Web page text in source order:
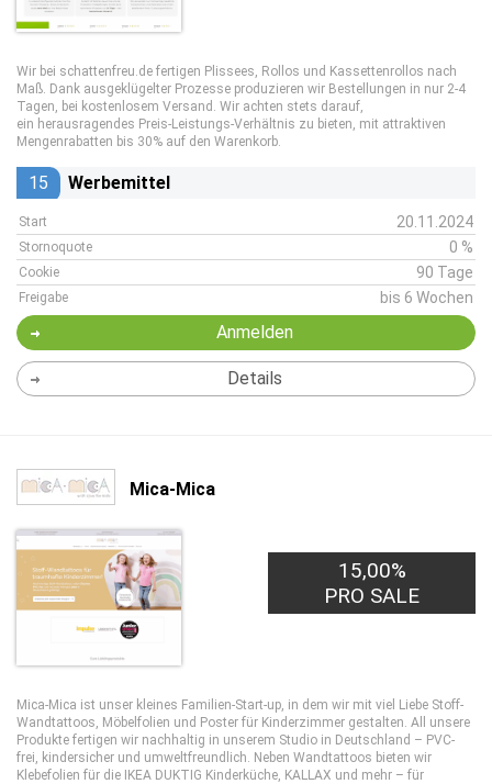
Wir bei schattenfreu.de fertigen Plissees, Rollos und Kassettenrollos nach
Maß. Dank ausgeklügelter Prozesse produzieren wir Bestellungen in nur 2-4
Tagen, bei kostenlosem Versand. Wir achten stets darauf,
ein herausragendes Preis-Leistungs-Verhältnis zu bieten, mit attraktiven
Mengenrabatten bis 30% auf den Warenkorb.
15 Werbemittel
Start 20.11.2024
Stornoquote 0 %
Cookie 90 Tage
Freigabe bis 6 Wochen
Anmelden
Details
Mica-Mica
15,00%
PRO SALE
Mica-Mica ist unser kleines Familien-Start-up, in dem wir mit viel Liebe Stoff-
Wandtattoos, Möbelfolien und Poster für Kinderzimmer gestalten. All unsere
Produkte fertigen wir nachhaltig in unserem Studio in Deutschland – PVC-
frei, kindersicher und umweltfreundlich. Neben Wandtattoos bieten wir
Klebefolien für die IKEA DUKTIG Kinderküche, KALLAX und mehr – für